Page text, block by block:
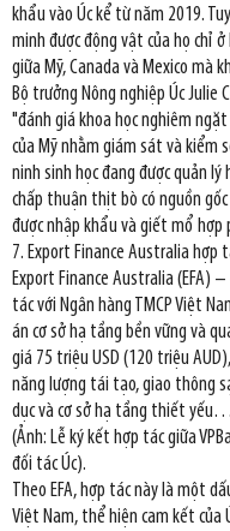
khẩu vào Úc kể từ năm 2019.
minh được động vật của họ chỉ
giữa Mỹ, Canada và Mexico mà
Bộ trưởng Nông nghiệp Úc
"đánh giá khoa học nghiêm
của Mỹ nhằm giám sát và kiểm
ninh sinh học đang được quản lý
chấp thuận thịt bò có nguồn
được nhập khẩu và giết mổ
7. Export Finance Australia hợp
Export Finance Australia (EFA)
tác với Ngân hàng TMCP Việt
án cơ sở hạ tầng bền vững và
giá 75 triệu USD (120 triệu
năng lượng tái tạo, giao thông
dục và cơ sở hạ tầng thiết yếu…
(Ảnh: Lễ ký kết hợp tác giữa
đối tác Úc).
Theo EFA, hợp tác này là một
Việt Nam, thể hiện cam kết của